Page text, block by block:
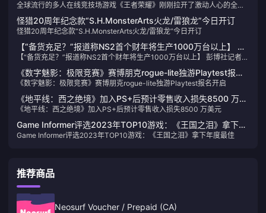
升您的游戏玩法！
全球流行的多人在线竞技场游戏《王者荣耀》刚刚拉开了激动人心的全新
游戏内活动的序幕，该活动有望带来新的奖励、挑战和增强的游戏体验。
怪猎20周年纪念款“S.H.MonsterArts火龙/雷狼龙”今日开订
怪猎20周年纪念款“S.H.MonsterArts火龙/雷狼龙”今日开订
【“备货充足？”报道称NS2首个财年将生产1000万台以上】 彭
博社记者Takashi Mochizuki近日发文透露道：“根据显示器的
出货数据，任天堂新游戏机（以下简称NS2）在上市的第一个财
年产量应该超过1000万台，这与PS5和XSX/S推出时的缺货情
况会截然不同。至于OLED版，调研公司Omdia表示不会在今年
发售。”虽然截至目前任天堂还尚未正式公布NS2，不过已有不
如此，根据GDC的调查报告显示，现已有不少工作室正在为
NS2开发游戏。NWe
【“备货充足？”报道称NS2首个财年将生产1000万台以上】 彭博社记者
Takashi Mochizuki近日发文透露道：“根据显示器的出货数据，任天堂新
游戏机（以下简称NS2）在上市的第一个财年产量应该超过1000万台，这
与PS5和XSX/S推出时的缺货情况会截然不同。至于OLED版，调研公司
Omdia表示不会在今年发售。”虽然截至目前任天堂还尚未正式公布NS2，
不过已有不少爆料人宣称这款备受期待的NS后续机型会在今年推出。不仅
如此，根据GDC的调查报告显示，现已有不少工作室正在为NS2开发游
戏。NWe
《数字魅影：极限竞赛》赛博朋克rogue-lite独游Playtest报名
开启
《数字魅影：极限竞赛》赛博朋克rogue-lite独游Playtest报名开启
《地平线：西之绝境》加入PS+后预计零售收入损失8500 万美
元
《地平线：西之绝境》加入PS+后预计零售收入损失8500 万美元
Game Informer评选2023年TOP10游戏：《王国之泪》拿下年
度最佳
Game Informer评选2023年TOP10游戏：《王国之泪》拿下年度最佳
推荐商品
Neosurf Voucher / Prepaid (CA)